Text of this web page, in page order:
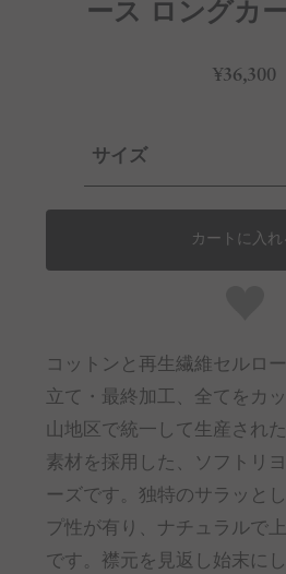
ース ロングカ
¥36,300
サイズ
カートに入れ
コットンと再生繊維セルロ
立て・最終加工、全てをカ
山地区で統一して生産され
素材を採用した、ソフトリ
ーズです。独特のサラッと
プ性が有り、ナチュラルで
です。襟元を見返し始末に